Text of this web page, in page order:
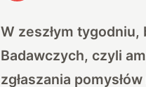
W zeszłym
Badawczych, czyli
zgłaszania